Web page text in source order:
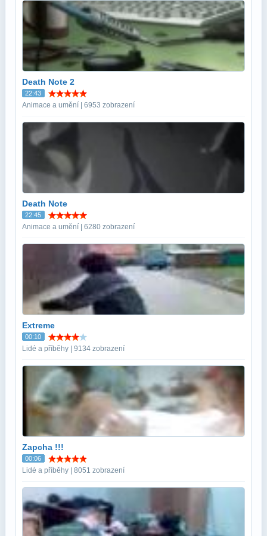
Death Note 2
22:43
Animace a umění | 6953 zobrazení
Death Note
22:45
Animace a umění | 6280 zobrazení
Extreme
00:10
Lidé a příběhy | 9134 zobrazení
Zapcha !!!
00:06
Lidé a příběhy | 8051 zobrazení